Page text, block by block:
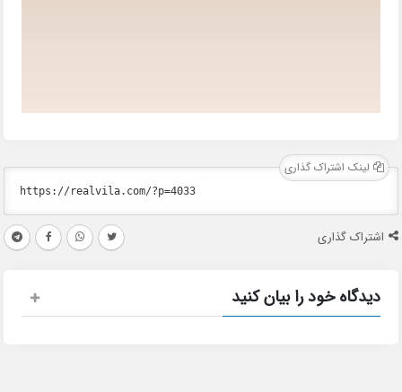
لینک اشتراک گذاری
اشتراک گذاری
دیدگاه خود را بیان کنید